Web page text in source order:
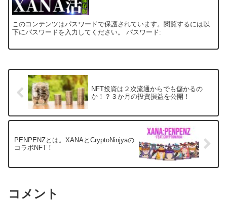
このコンテンツはパスワードで保護されています。閲覧するには以
下にパスワードを入力してください。 パスワード:
NFT投資は２次流通からでも儲かるの
か！？３か月の投資損益を公開！
PENPENZとは。XANAとCryptoNinjyaの
コラボNFT！
コメント